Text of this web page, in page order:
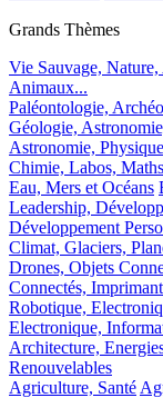
Grands Thèmes
Vie Sauvage,
Animaux...
Paléontologie,
Géologie,
Astronomie,
Chimie, Labos, Maths
Eau, Mers et Océans
Leadership,
Développement
Climat, Glaciers,
Drones, Objets
Connectés,
Robotique,
Electronique,
Architecture,
Renouvelables
Agriculture, Santé